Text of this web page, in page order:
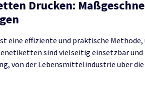
Drucken:
eine effiziente und praktische
sind vielseitig einsetzbar und
von der Lebensmittelindustrie über